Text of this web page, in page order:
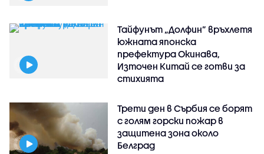
Тайфунът „Долфин” връхлетя
южната японска
префектура Окинава,
Източен Китай се готви за
стихията
Трети ден в Сърбия се борят
с голям горски пожар в
защитена зона около
Белград